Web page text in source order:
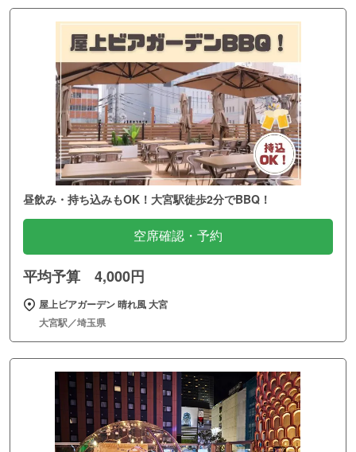
昼飲み・持ち込みもOK！大宮駅徒歩2分でBBQ！
空席確認・予約
平均予算 4,000円
屋上ビアガーデン 晴れ風 大宮
大宮駅／埼玉県